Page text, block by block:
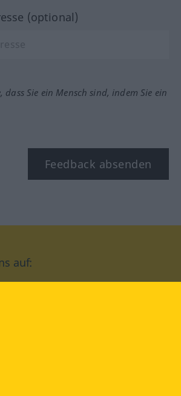
(optional)
dass Sie ein Mensch sind, indem Sie ein
Feedback absenden
auf: